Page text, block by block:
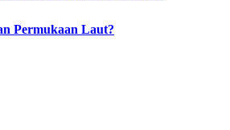
Permukaan Laut?